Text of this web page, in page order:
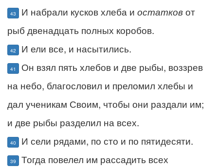
43 И набрали кусков хлеба и остатковот
рыб двенадцать полных коробов.
42 И ели все, и насытились.
41
Он взял пять хлебов и две рыбы, воззрев
на небо, благословил и преломил хлебы и
дал ученикам Своим, чтобы они раздали им;
и две рыбы разделил на всех.
40 И сели рядами, по сто и по пятидесяти.
39
Тогда повелел им рассадить всех